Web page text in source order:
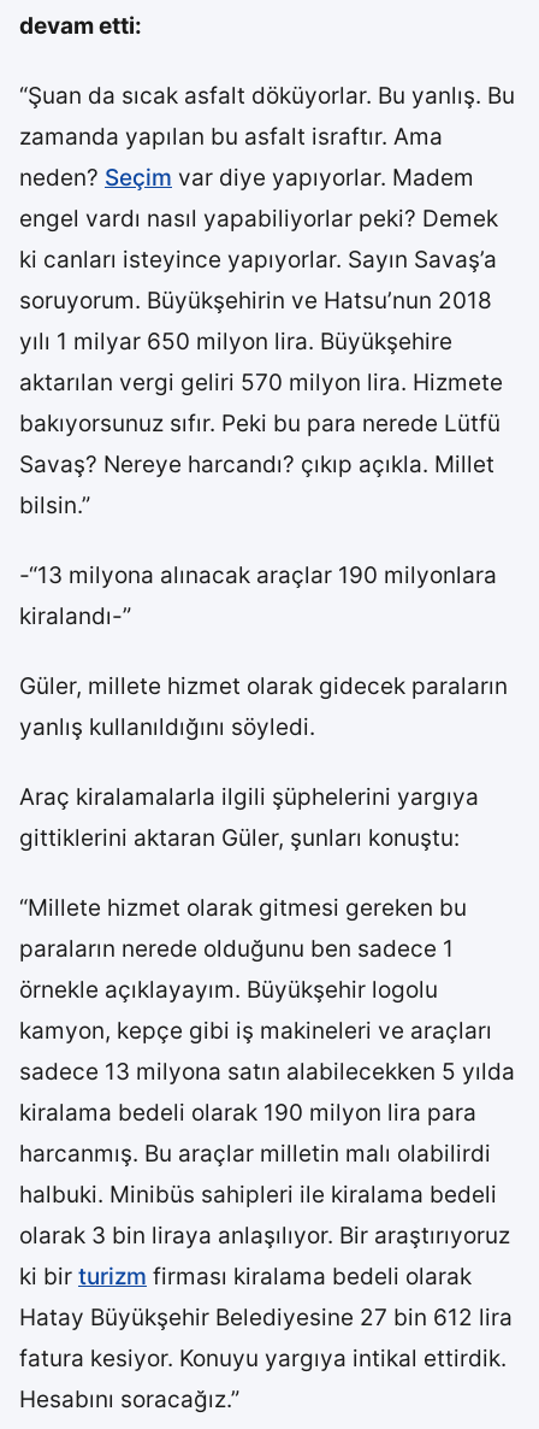
devam etti:
“Şuan da sıcak asfalt döküyorlar. Bu yanlış. Bu
zamanda yapılan bu asfalt israftır. Ama
neden? Seçim var diye yapıyorlar. Madem
engel vardı nasıl yapabiliyorlar peki? Demek
ki canları isteyince yapıyorlar. Sayın Savaş’a
soruyorum. Büyükşehirin ve Hatsu’nun 2018
yılı 1 milyar 650 milyon lira. Büyükşehire
aktarılan vergi geliri 570 milyon lira. Hizmete
bakıyorsunuz sıfır. Peki bu para nerede Lütfü
Savaş? Nereye harcandı? çıkıp açıkla. Millet
bilsin.”
-“13 milyona alınacak araçlar 190 milyonlara
kiralandı-”
Güler, millete hizmet olarak gidecek paraların
yanlış kullanıldığını söyledi.
Araç kiralamalarla ilgili şüphelerini yargıya
gittiklerini aktaran Güler, şunları konuştu:
“Millete hizmet olarak gitmesi gereken bu
paraların nerede olduğunu ben sadece 1
örnekle açıklayayım. Büyükşehir logolu
kamyon, kepçe gibi iş makineleri ve araçları
sadece 13 milyona satın alabilecekken 5 yılda
kiralama bedeli olarak 190 milyon lira para
harcanmış. Bu araçlar milletin malı olabilirdi
halbuki. Minibüs sahipleri ile kiralama bedeli
olarak 3 bin liraya anlaşılıyor. Bir araştırıyoruz
ki bir turizm firması kiralama bedeli olarak
Hatay Büyükşehir Belediyesine 27 bin 612 lira
fatura kesiyor. Konuyu yargıya intikal ettirdik.
Hesabını soracağız.”